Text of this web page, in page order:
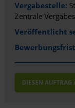
Vergabestelle:
Zentrale
Veröffentlicht
DIESEN AUFTRAG